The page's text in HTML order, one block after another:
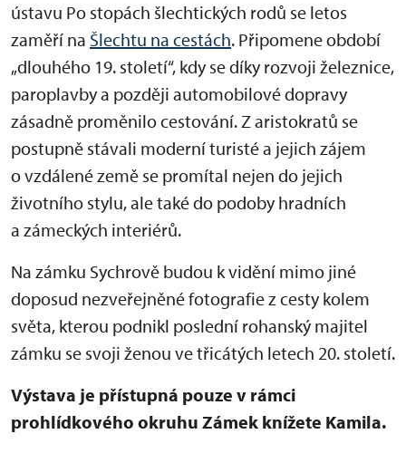
ústavu Po stopách šlechtických rodů se letos
zaměří na Šlechtu na cestách. Připomene období
„dlouhého 19. století“, kdy se díky rozvoji železnice,
paroplavby a později automobilové dopravy
zásadně proměnilo cestování. Z aristokratů se
postupně stávali moderní turisté a jejich zájem
o vzdálené země se promítal nejen do jejich
životního stylu, ale také do podoby hradních
a zámeckých interiérů.
Na zámku Sychrově budou k vidění mimo jiné
doposud nezveřejněné fotografie z cesty kolem
světa, kterou podnikl poslední rohanský majitel
zámku se svoji ženou ve třicátých letech 20. století.
Výstava je přístupná pouze v rámci
prohlídkového okruhu Zámek knížete Kamila.